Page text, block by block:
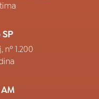
1.200